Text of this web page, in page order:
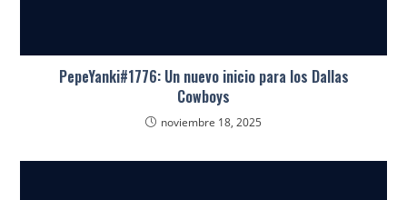
PepeYanki#1776: Un nuevo inicio para los Dallas
Cowboys
noviembre 18, 2025